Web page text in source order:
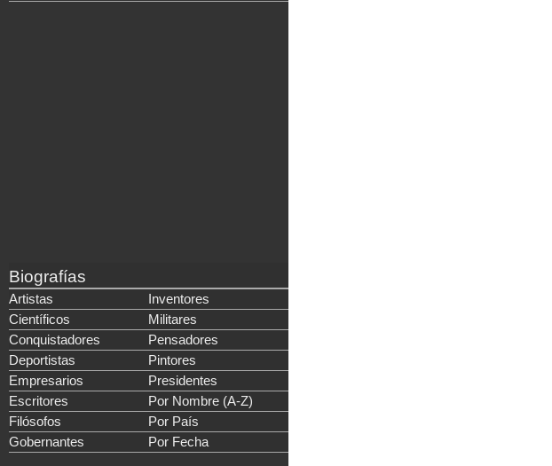
Biografías
Artistas
Inventores
Científicos
Militares
Conquistadores
Pensadores
Deportistas
Pintores
Empresarios
Presidentes
Escritores
Por Nombre (A-Z)
Filósofos
Por País
Gobernantes
Por Fecha